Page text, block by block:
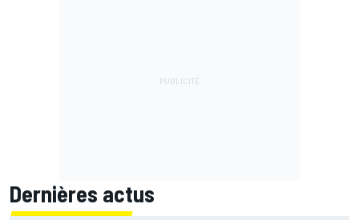
Dernières actus